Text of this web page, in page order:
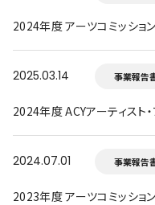
2024年度 アーツコミッショ
2025.03.14 事業報告
2024年度 ACYアーティスト
2024.07.01 事業報告
2023年度 アーツコミッショ